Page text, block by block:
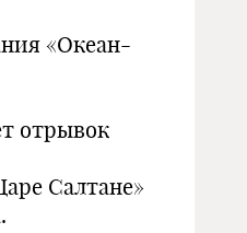
«Океан-
отрывок
Салтане»